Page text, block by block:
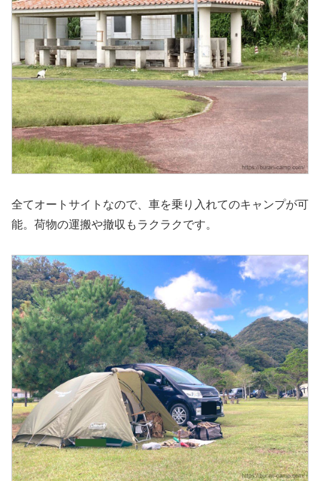
全てオートサイトなので、車を乗り入れてのキャンプが可
能。荷物の運搬や撤収もラクラクです。